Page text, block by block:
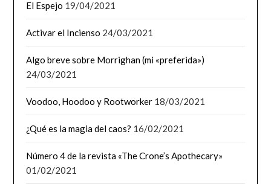
El Espejo 19/04/2021
Activar el Incienso 24/03/2021
Algo breve sobre Morrighan (mi «preferida»)
24/03/2021
Voodoo, Hoodoo y Rootworker 18/03/2021
¿Qué es la magia del caos? 16/02/2021
Número 4 de la revista «The Crone’s Apothecary»
01/02/2021